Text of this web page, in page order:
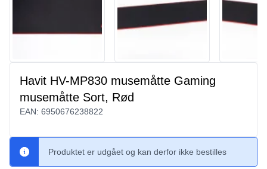
Havit HV-MP830 musemåtte Gaming
musemåtte Sort, Rød
EAN: 6950676238822
Produktet er udgået og kan derfor ikke bestilles